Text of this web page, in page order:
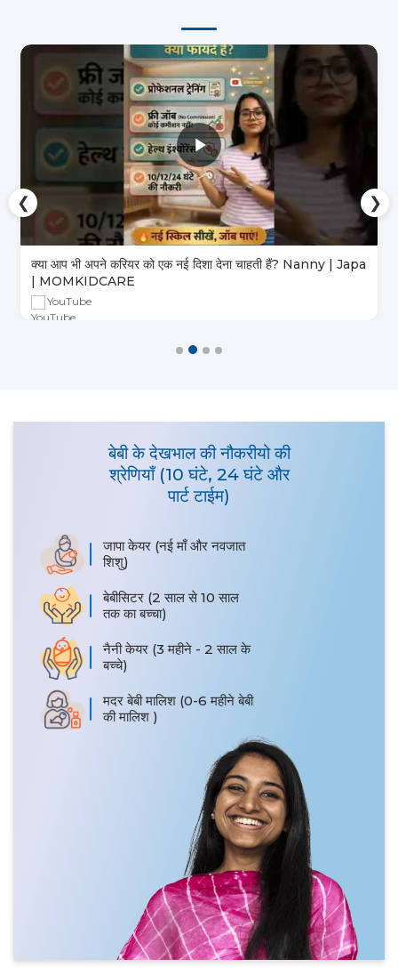
क्या आप भी अपने करियर को एक नई दिशा देना चाहती हैं? Nanny | Japa
| MOMKIDCARE
YouTube
❮ ❯
बेबी के देखभाल की नौकरीयो की
श्रेणियाँ (10 घंटे, 24 घंटे और
पार्ट टाईम)
जापा केयर (नई माँ और नवजात
शिशु)
बेबीसिटर (2 साल से 10 साल
तक का बच्चा)
नैनी केयर (3 महीने - 2 साल के
बच्चे)
मदर बेबी मालिश (0-6 महीने बेबी
की मालिश )